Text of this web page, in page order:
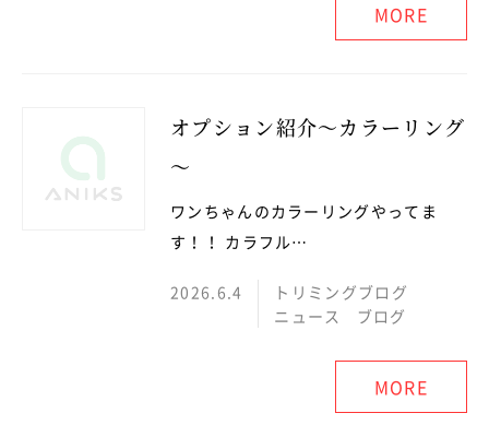
MORE
オプション紹介～カラーリング
～
ワンちゃんのカラーリングやってま
す！！ カラフル…
2026.6.4
トリミングブログ
ニュース
ブログ
MORE